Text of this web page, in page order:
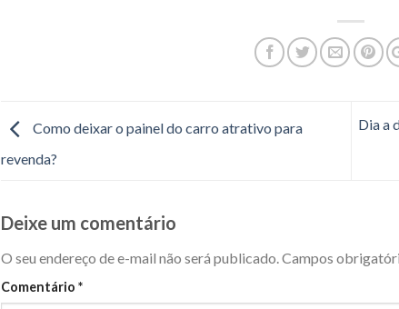
Como deixar o painel do carro atrativo para
revenda?
Dia a
Deixe um comentário
O seu endereço de e-mail não será publicado.Campos
Comentário *